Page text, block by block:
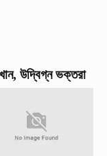
উদ্বিগ্ন ভক্তরা